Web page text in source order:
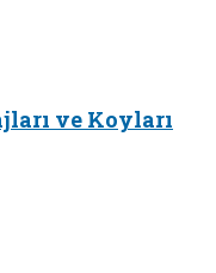
ve Koyları